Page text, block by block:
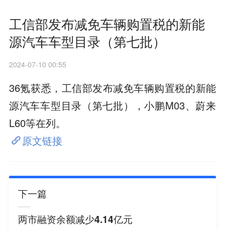
工信部发布减免车辆购置税的新能
源汽车车型目录（第七批）
2024-07-10 00:55
36氪获悉，工信部发布减免车辆购置税的新能
源汽车车型目录（第七批），小鹏M03、蔚来
L60等在列。
原文链接
下一篇
两市融资余额减少4.14亿元